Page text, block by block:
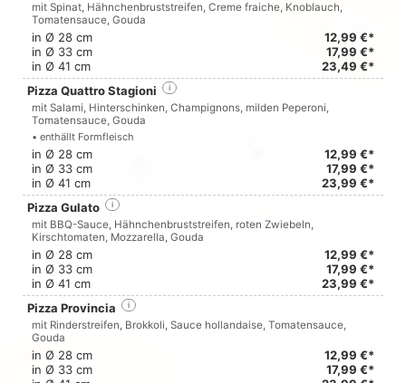
mit Spinat, Hähnchenbruststreifen, Creme fraiche, Knoblauch,
Tomatensauce, Gouda
in Ø 28 cm
12,99 €*
in Ø 33 cm
17,99 €*
in Ø 41 cm
23,49 €*
Pizza Quattro Stagioni
i
mit Salami, Hinterschinken, Champignons, milden Peperoni,
Tomatensauce, Gouda
• enthällt Formfleisch
in Ø 28 cm
12,99 €*
in Ø 33 cm
17,99 €*
in Ø 41 cm
23,99 €*
Pizza Gulato
i
mit BBQ-Sauce, Hähnchenbruststreifen, roten Zwiebeln,
Kirschtomaten, Mozzarella, Gouda
in Ø 28 cm
12,99 €*
in Ø 33 cm
17,99 €*
in Ø 41 cm
23,99 €*
Pizza Provincia
i
mit Rinderstreifen, Brokkoli, Sauce hollandaise, Tomatensauce,
Gouda
in Ø 28 cm
12,99 €*
in Ø 33 cm
17,99 €*